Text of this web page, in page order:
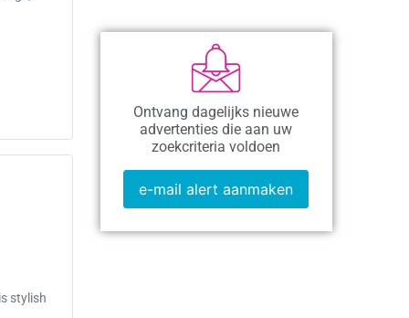
stylish
Ontvang dagelijks nieuwe
advertenties die aan uw
zoekcriteria voldoen
e-mail alert aanmaken